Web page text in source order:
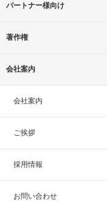
パートナー様向け
著作権
会社案内
会社案内
ご挨拶
採用情報
お問い合わせ